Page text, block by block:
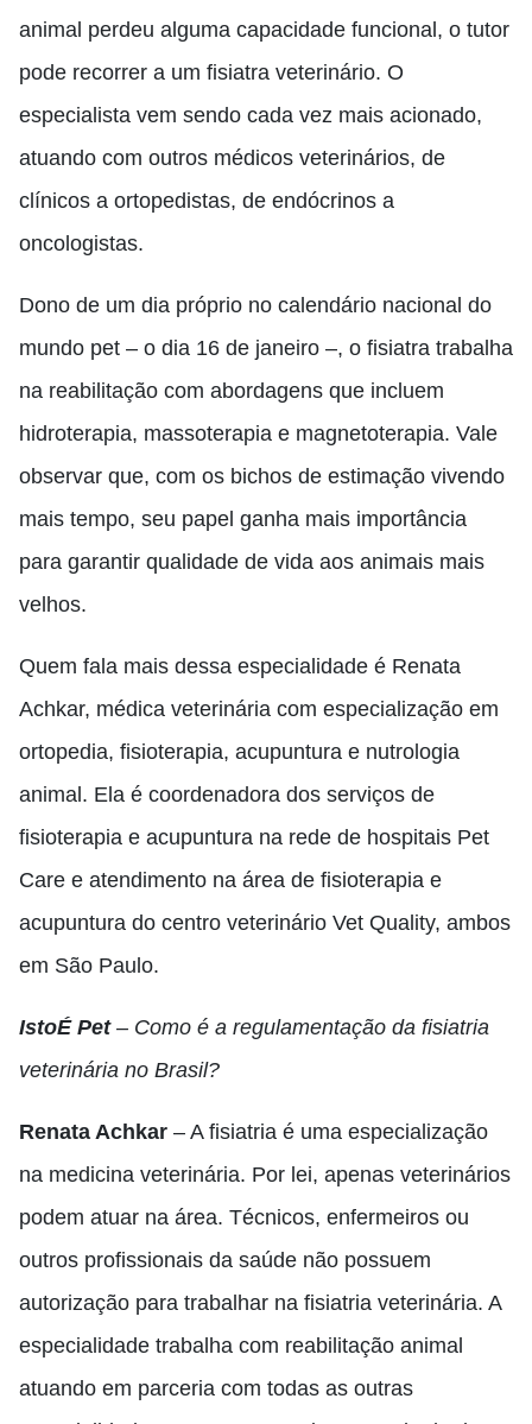
animal perdeu alguma capacidade funcional, o tutor
pode recorrer a um fisiatra veterinário. O
especialista vem sendo cada vez mais acionado,
atuando com outros médicos veterinários, de
clínicos a ortopedistas, de endócrinos a
oncologistas.
Dono de um dia próprio no calendário nacional do
mundo pet – o dia 16 de janeiro –, o fisiatra trabalha
na reabilitação com abordagens que incluem
hidroterapia, massoterapia e magnetoterapia. Vale
observar que, com os bichos de estimação vivendo
mais tempo, seu papel ganha mais importância
para garantir qualidade de vida aos animais mais
velhos.
Quem fala mais dessa especialidade é Renata
Achkar, médica veterinária com especialização em
ortopedia, fisioterapia, acupuntura e nutrologia
animal. Ela é coordenadora dos serviços de
fisioterapia e acupuntura na rede de hospitais Pet
Care e atendimento na área de fisioterapia e
acupuntura do centro veterinário Vet Quality, ambos
em São Paulo.
IstoÉ Pet– Como é a regulamentação da fisiatria
veterinária no Brasil?
Renata Achkar – A fisiatria é uma especialização
na medicina veterinária. Por lei, apenas veterinários
podem atuar na área. Técnicos, enfermeiros ou
outros profissionais da saúde não possuem
autorização para trabalhar na fisiatria veterinária. A
especialidade trabalha com reabilitação animal
atuando em parceria com todas as outras